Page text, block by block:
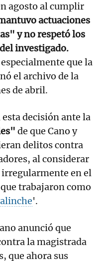
agosto al cumplir
actuaciones
y no respetó los
investigado.
que la
el archivo de la
de abril.
decisión ante la
de que Cano y
delitos contra
al considerar
en el
trabajaron como
'.
anunció que
la magistrada
que ahora sus